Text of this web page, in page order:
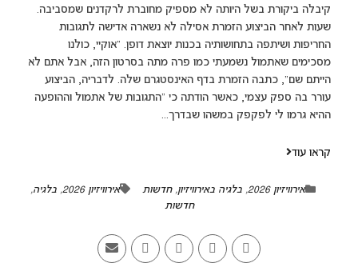
קיבלה ביקורת בשל היותה לא מספיק מחוברת לרקדנים שמסביבה.
שעות לאחר הביצוע הזמרת אסילה לא נשארה אדישה לתגובות
החריפות ושיתפה בתחושותיה בכנות יוצאת דופן. "אוקיי, כולנו
מסכימים שאתמול נשמעתי כמו פרה מתה בסרטון הזה, אבל אתם לא
הייתם שם", כתבה הזמרת בדף האינסטגרם שלה. לדבריה, הביצוע
עורר בה ספק עצמי, כאשר הודתה כי "התגובות של אתמול וההופעה
ההיא גרמו לי לפקפק במשהו שבדרך...
קראו עוד
אירוויזיון 2026 ,בלגיה באירוויזיון,חדשות אירוויזיון 2026 ,בלגיה,
חדשות